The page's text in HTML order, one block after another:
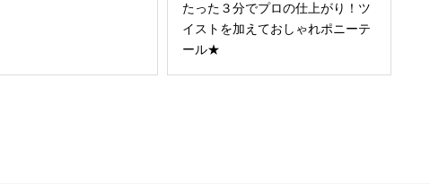
たった３分でプロの仕上がり！ツ
イストを加えておしゃれポニーテ
ール★